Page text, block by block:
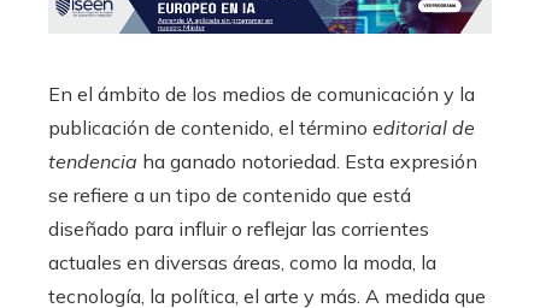
En el ámbito de los medios de comunicación y la
publicación de contenido, el término editorial de
tendencia ha ganado notoriedad. Esta expresión
se refiere a un tipo de contenido que está
diseñado para influir o reflejar las corrientes
actuales en diversas áreas, como la moda, la
tecnología, la política, el arte y más. A medida que